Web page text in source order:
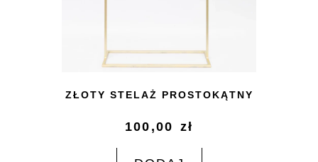
ZŁOTY STELAŻ PROSTOKĄTNY
100,00 zł